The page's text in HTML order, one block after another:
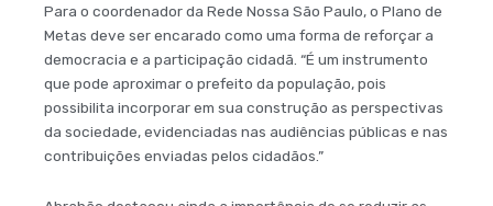
Para o coordenador da Rede Nossa São Paulo, o Plano de
Metas deve ser encarado como uma forma de reforçar a
democracia e a participação cidadã. “É um instrumento
que pode aproximar o prefeito da população, pois
possibilita incorporar em sua construção as perspectivas
da sociedade, evidenciadas nas audiências públicas e nas
contribuições enviadas pelos cidadãos.”